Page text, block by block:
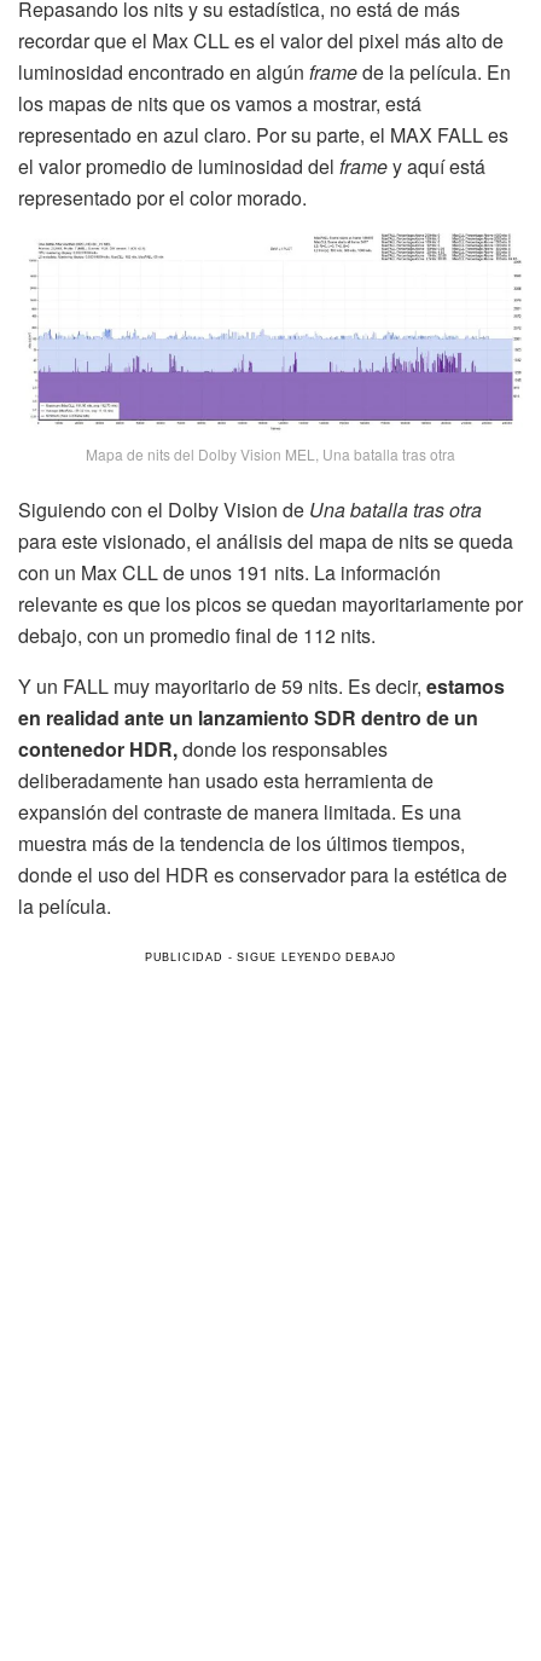
Repasando los nits y su estadística, no está de más
recordar que el Max CLL es el valor del pixel más alto de
luminosidad encontrado en algún framede la película. En
los mapas de nits que os vamos a mostrar, está
representado en azul claro. Por su parte, el MAX FALL es
el valor promedio de luminosidad del framey aquí está
representado por el color morado.
Mapa de nits del Dolby Vision MEL, Una batalla tras otra
Siguiendo con el Dolby Vision de Una batalla tras otra
para este visionado, el análisis del mapa de nits se queda
con un Max CLL de unos 191 nits. La información
relevante es que los picos se quedan mayoritariamente por
debajo, con un promedio final de 112 nits.
Y un FALL muy mayoritario de 59 nits. Es decir, estamos
en realidad ante un lanzamiento SDR dentro de un
contenedor HDR,donde los responsables
deliberadamente han usado esta herramienta de
expansión del contraste de manera limitada. Es una
muestra más de la tendencia de los últimos tiempos,
donde el uso del HDR es conservador para la estética de
la película.